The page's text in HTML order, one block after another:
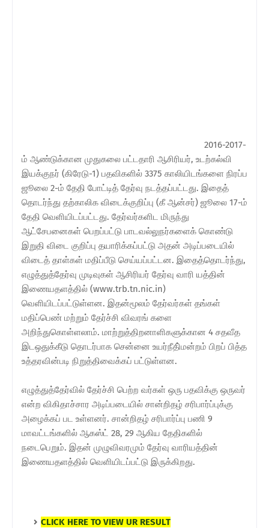
2016-2017-
ம் ஆண்டுக்கான முதுகலை பட்டதாரி ஆசிரியர், உடற்கல்வி
இயக்குநர் (கிரேடு-1) பதவிகளில் 3375 காலியிடங்களை நிரப்ப
ஜூலை 2-ம் தேதி போட்டித் தேர்வு நடத்தப்பட்டது. இதைத்
தொடர்ந்து தற்காலிக விடைக்குறிப்பு (கீ ஆன்சர்) ஜூலை 17-ம்
தேதி வெளியிடப்பட்டது. தேர்வர்களிட மிருந்து
ஆட்சேபனைகள் பெறப்பட்டு பாடவல்லுநர்களைக் கொண்டு
இறுதி விடை குறிப்பு தயாரிக்கப்பட்டு அதன் அடிப்படையில்
விடைத் தாள்கள் மதிப்பீடு செய்யப்பட்டன. இதைத்தொடர்ந்து,
எழுத்துத்தேர்வு முடிவுகள் ஆசிரியர் தேர்வு வாரி யத்தின்
இணையதளத்தில் (www.trb.tn.nic.in)
வெளியிடப்பட்டுள்ளன. இதன்மூலம் தேர்வர்கள் தங்கள்
மதிப்பெண் மற்றும் தேர்ச்சி விவரங் களை
அறிந்துகொள்ளலாம். மாற்றுத்திறனாளிகளுக்கான 4 சதவீத
இடஒதுக்கீடு தொடர்பாக சென்னை உயர்நீதி்மன்றம் பிறப் பித்த
உத்தரவின்படி நிறுத்திவைக்கப் பட்டுள்ளன.
எழுத்துத்தேர்வில் தேர்ச்சி பெற்ற வர்கள் ஒரு பதவிக்கு ஒருவர்
என்ற விகிதாச்சார அடிப்படையில் சான்றிதழ் சரிபார்ப்புக்கு
அழைக்கப் பட உள்ளனர். சான்றிதழ் சரிபார்ப்பு பணி 9
மாவட்டங்களில் ஆகஸ்ட் 28, 29 ஆகிய தேதிகளில்
நடைபெறும். இதன் முழுவிவரமும் தேர்வு வாரியத்தின்
இணையதளத்தில் வெளியிடப்பட்டு இருக்கிறது.
CLICK HERE TO VIEW UR RESULT